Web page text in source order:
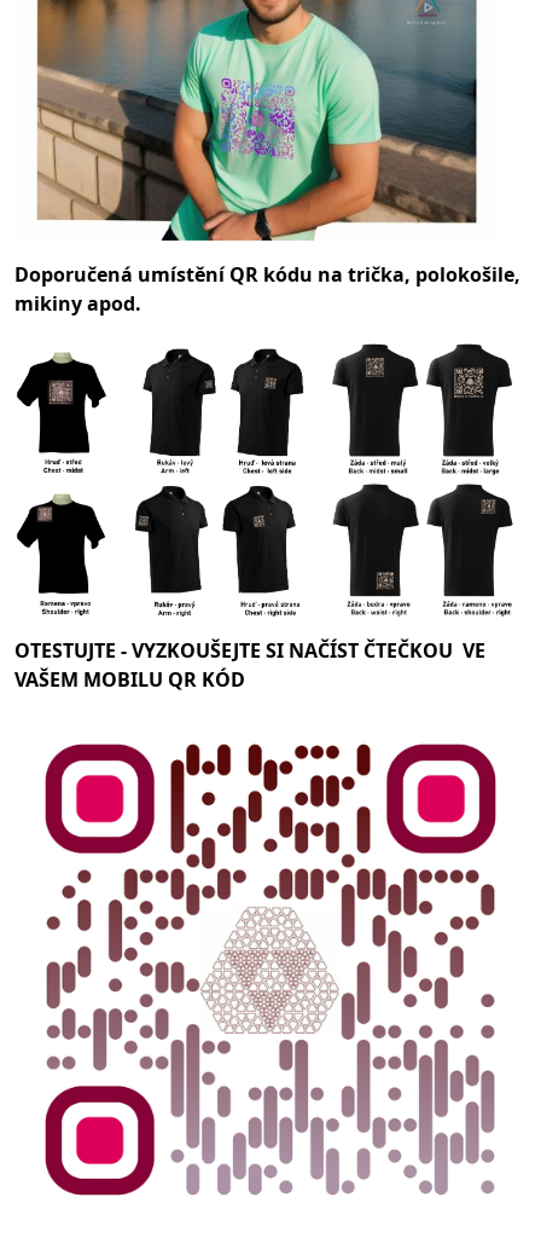
Doporučená umístění QR kódu na trička, polokošile,
mikiny apod.
OTESTUJTE -VYZKOUŠEJTE SI NAČÍST ČTEČKOU VE
VAŠEM MOBILU QR KÓD